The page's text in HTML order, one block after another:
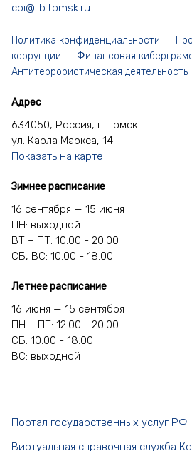
cpi@lib.tomsk.ru
Политика конфиденциальности
коррупции
Финансовая
Антитеррористическая деятельность
Адрес
634050, Россия, г. Томск
ул. Карла Маркса, 14
Показать на карте
Зимнее расписание
16 сентября — 15 июня
ПН: выходной
ВТ – ПТ: 10.00 - 20.00
СБ, ВС: 10.00 - 18.00
Летнее расписание
16 июня — 15 сентября
ПН – ПТ: 12.00 - 20.00
СБ: 10.00 - 18.00
ВС: выходной
Портал государственных услуг РФ
Виртуальная справочная служба